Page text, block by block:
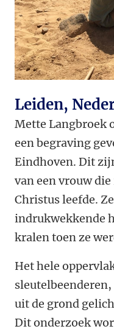
Leiden,
Mette Langbroek
een begraving
Eindhoven. Dit
van een vrouw
Christus leefde.
indrukwekkende
kralen toen ze
Het hele
uit de grond
Dit onderzoek